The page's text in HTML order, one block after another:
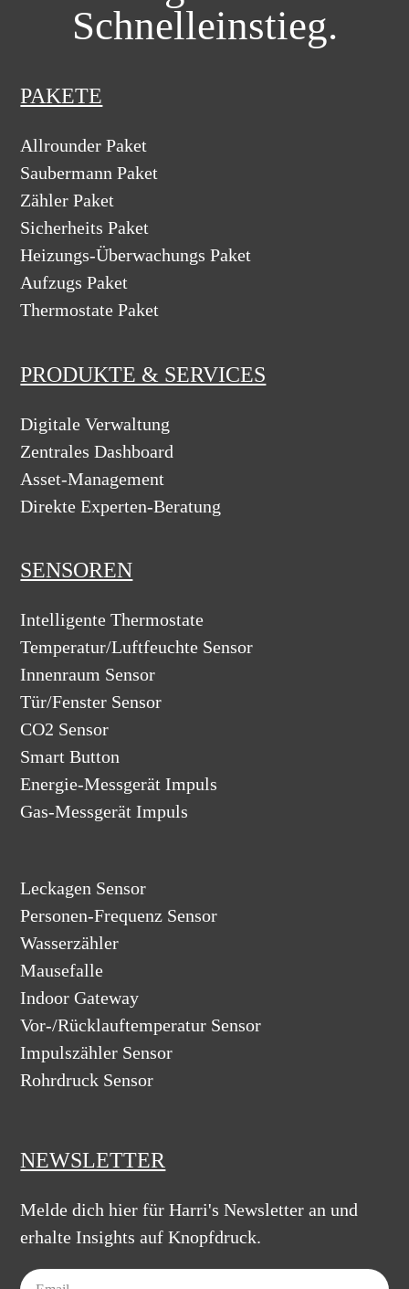
Schnelleinstieg.
PAKETE
Allrounder Paket
Saubermann Paket
Zähler Paket
Sicherheits Paket
Heizungs-Überwachungs Paket
Aufzugs Paket
Thermostate Paket
PRODUKTE & SERVICES
Digitale Verwaltung
Zentrales Dashboard
Asset-Management
Direkte Experten-Beratung
SENSOREN
Intelligente Thermostate
Temperatur/Luftfeuchte Sensor
Innenraum Sensor
Tür/Fenster Sensor
CO2 Sensor
Smart Button
Energie-Messgerät Impuls
Gas-Messgerät Impuls
Leckagen Sensor
Personen-Frequenz Sensor
Wasserzähler
Mausefalle
Indoor Gateway
Vor-/Rücklauftemperatur Sensor
Impulszähler Sensor
Rohrdruck Sensor
NEWSLETTER
Melde dich hier für Harri's Newsletter an und
erhalte Insights auf Knopfdruck.